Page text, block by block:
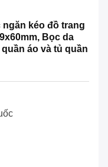
ngăn kéo đồ trang
Bọc da
áo và tủ quần